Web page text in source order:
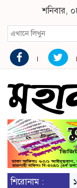
শনিবার,
শিরোনাম :
টাকা, পেট্রোল ১৩৫